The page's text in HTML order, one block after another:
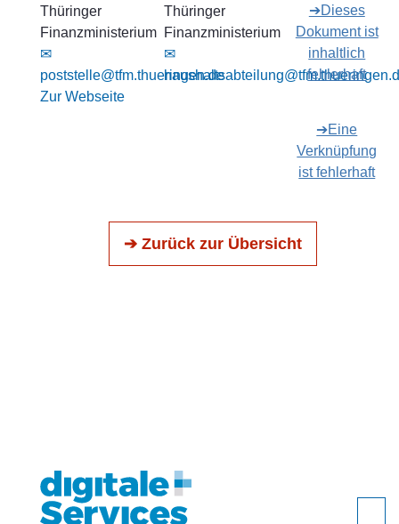
Thüringer
Finanzministerium
✉
poststelle@tfm.thueringen.de
Zur Webseite
Thüringer
Finanzministerium
✉
➔Dieses
Dokument ist
inhaltlich
fehlerhaft
➔Eine
Verknüpfung
ist fehlerhaft
➔ Zurück zur Übersicht